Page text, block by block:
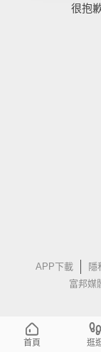
很抱
APP下載 隱
富邦媒
首頁 逛